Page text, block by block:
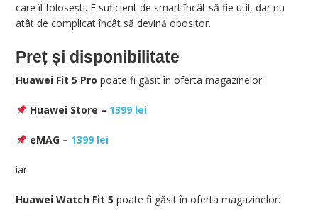
care îl folosești. E suficient de smart încât să fie util, dar nu
atât de complicat încât să devină obositor.
Preț și disponibilitate
Huawei Fit 5 Pro poate fi găsit în oferta magazinelor:
Huawei Store – 1399 lei
eMAG – 1399 lei
iar
Huawei Watch Fit 5 poate fi găsit în oferta magazinelor: